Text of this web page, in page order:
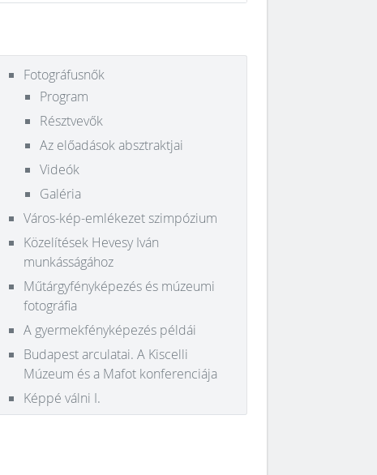
Fotográfusnők
Program
Résztvevők
Az előadások absztraktjai
Videók
Galéria
Város-kép-emlékezet szimpózium
Közelítések Hevesy Iván
munkásságához
Műtárgyfényképezés és múzeumi
fotográfia
A gyermekfényképezés példái
Budapest arculatai. A Kiscelli
Múzeum és a Mafot konferenciája
Képpé válni I.